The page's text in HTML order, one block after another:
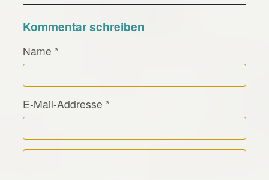
Kommentar schreiben
Name *
E-Mail-Addresse *
Kommentar Text